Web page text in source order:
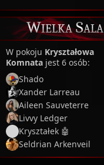
Wielka Sala
W pokoju Kryształowa
Komnata jest 6 osób:
Shado
Xander Larreau
Aileen Sauveterre
Livvy Ledger
Kryształek 🤖
Seldrian Arkenveil